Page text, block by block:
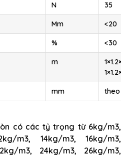
N 35
Mm <20
% <30
m
1×1.2×4
mm theo
có các tỷ trọng từ 6kg/m3,
m3, 14kg/m3, 16kg/m3,
m3, 24kg/m3, 26kg/m3,